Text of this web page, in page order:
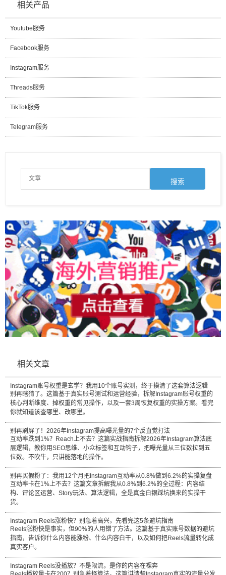
相关产品
Youtube服务
Facebook服务
Instagram服务
Threads服务
TikTok服务
Telegram服务
相关文章
Instagram账号权重是玄学？我用10个账号实测，终于摸清了这套算法逻辑
别再瞎猜了。这篇基于真实账号测试和运营经验，拆解Instagram账号权重的
核心判断维度、掉权重的常见操作，以及一套3周恢复权重的实操方案。看完
你就知道该查哪里、改哪里。
别再刷屏了！2026年Instagram提高曝光量的7个反直觉打法
互动率跌到1%？Reach上不去？这篇实战指南拆解2026年Instagram算法底
层逻辑，教你用SEO思维、小众标签和互动钩子，把曝光量从三位数拉到五
位数。不吹牛，只讲能落地的操作。
别再买假粉了：我用12个月把Instagram互动率从0.8%做到6.2%的实操复盘
互动率卡在1%上不去？这篇文章拆解我从0.8%到6.2%的全过程：内容结
构、评论区运营、Story玩法、算法逻辑，全是真金白银踩坑换来的实操干
货。
Instagram Reels涨粉快？别急着高兴，先看完这5条避坑指南
Reels涨粉快是事实，但90%的人用错了方法。这篇基于真实账号数据的避坑
指南，告诉你什么内容能涨粉、什么内容白干，以及如何把Reels流量转化成
真实客户。
Instagram Reels没播放？不是限流，是你的内容在裸奔